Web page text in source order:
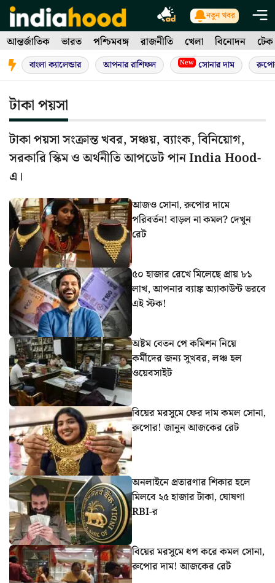
Skip
to
content
নতুন খবর
আন্তর্জাতিক ভারত পশ্চিমবঙ্গ রাজনীতি খেলা বিনোদন টেক
বাংলা ক্যালেন্ডার আপনার রাশিফল New সোনার দাম
টাকা পয়সা
টাকা পয়সা সংক্রান্ত খবর, সঞ্চয়, ব্যাংক, বিনিয়োগ,
সরকারি স্কিম ও অর্থনীতি আপডেট পান India Hood-
এ।
আজও সোনা, রুপোর দামে
পরিবর্তন! বাড়ল না কমল? দেখুন
রেট
৫০ হাজার রেখে মিলেছে প্রায় ৮১
লাখ, আপনার ব্যাঙ্ক অ্যাকাউন্ট ভরবে
এই স্টক!
অষ্টম বেতন পে কমিশন নিয়ে
কর্মীদের জন্য সুখবর, লঞ্চ হল
ওয়েবসাইট
বিয়ের মরসুমে ফের দাম কমল সোনা,
রুপোর! জানুন আজকের রেট
অনলাইনে প্রতারণার শিকার হলে
মিলবে ২৫ হাজার টাকা, ঘোষণা
RBI-র
বিয়ের মরসুমে ধপ করে কমল সোনা,
রুপোর দাম! আজকের রেট